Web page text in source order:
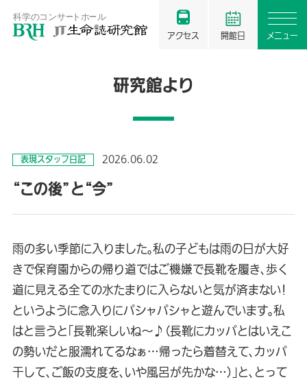
開館日 メニュー
アクセス
研究館より
表現スタッフ日記 2026.06.02
“この後”と“今”
雨の多い季節に入りました。私の子どもは雨の日が大好
きで保育園からの帰り道ではご機嫌で長靴を履き、歩く
道に見える全ての水たまりに入らないと気が済まない！
というように念入りにパシャパシャと遊んでいます。私
はと言うと「長靴楽しいね〜♪（長靴にカッパとはいえこ
の勢いだと服濡れてるなぁ…帰ったら着替えて、カッパ
干して、ご飯の支度を、いや風呂が先かな…）」と、とって